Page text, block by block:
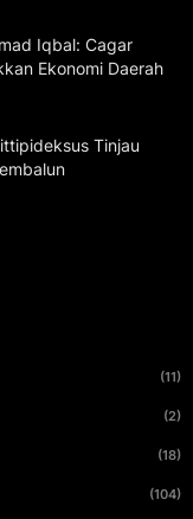
Iqbal: Cagar
Ekonomi Daerah
Tinjau
(11)
(2)
(18)
(104)